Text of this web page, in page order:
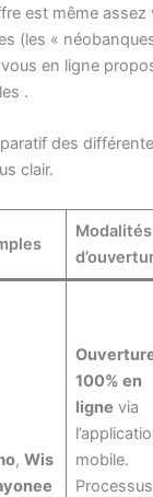
est même
(les «
en ligne
.
des
clair.
Modalités
, Wis
100% en
ligne via
mobile.
Processus